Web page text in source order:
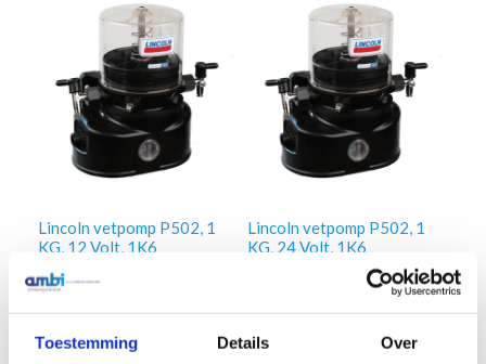
Toestemming Details Over
Lincoln vetpomp P502, 1
KG, 12 Volt, 1K6
€1.066,18 Excl. btw
Lincoln vetpomp P502, 1
KG, 24 Volt, 1K6
€876,92 Excl. btw